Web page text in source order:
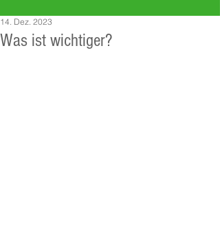
Was ist wichtiger?
14. Dez. 2023